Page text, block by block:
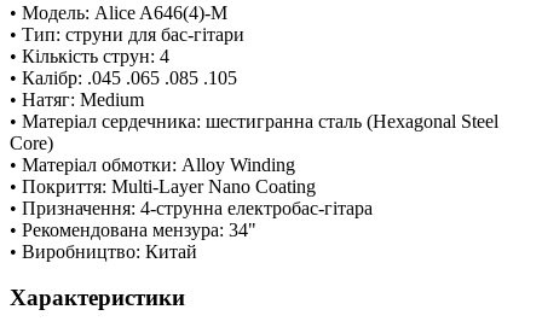
• Модель: Alice A646(4)-M
• Тип: струни для бас-гітари
• Кількість струн: 4
• Калібр: .045 .065 .085 .105
• Натяг: Medium
• Матеріал сердечника: шестигранна сталь (Hexagonal Steel
Core)
• Матеріал обмотки: Alloy Winding
• Покриття: Multi-Layer Nano Coating
• Призначення: 4-струнна електробас-гітара
• Рекомендована мензура: 34"
• Виробництво: Китай
Характеристики